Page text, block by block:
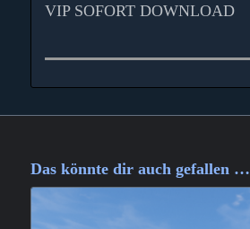
VIP SOFORT DOWNLOAD
Das könnte dir auch gefallen …